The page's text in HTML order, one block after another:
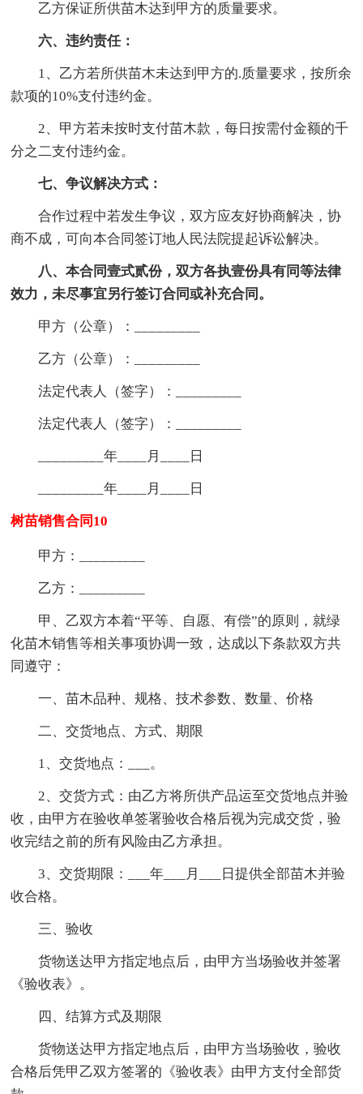
乙方保证所供苗木达到甲方的质量要求。
六、违约责任：
1、乙方若所供苗木未达到甲方的.质量要求，按所余
款项的10%支付违约金。
2、甲方若未按时支付苗木款，每日按需付金额的千
分之二支付违约金。
七、争议解决方式：
合作过程中若发生争议，双方应友好协商解决，协
商不成，可向本合同签订地人民法院提起诉讼解决。
八、本合同壹式贰份，双方各执壹份具有同等法律
效力，未尽事宜另行签订合同或补充合同。
甲方（公章）：_________
乙方（公章）：_________
法定代表人（签字）：_________
法定代表人（签字）：_________
_________年____月____日
_________年____月____日
树苗销售合同10
甲方：_________
乙方：_________
甲、乙双方本着“平等、自愿、有偿”的原则，就绿
化苗木销售等相关事项协调一致，达成以下条款双方共
同遵守：
一、苗木品种、规格、技术参数、数量、价格
二、交货地点、方式、期限
1、交货地点：___。
2、交货方式：由乙方将所供产品运至交货地点并验
收，由甲方在验收单签署验收合格后视为完成交货，验
收完结之前的所有风险由乙方承担。
3、交货期限：___年___月___日提供全部苗木并验
收合格。
三、验收
货物送达甲方指定地点后，由甲方当场验收并签署
《验收表》。
四、结算方式及期限
货物送达甲方指定地点后，由甲方当场验收，验收
合格后凭甲乙双方签署的《验收表》由甲方支付全部货